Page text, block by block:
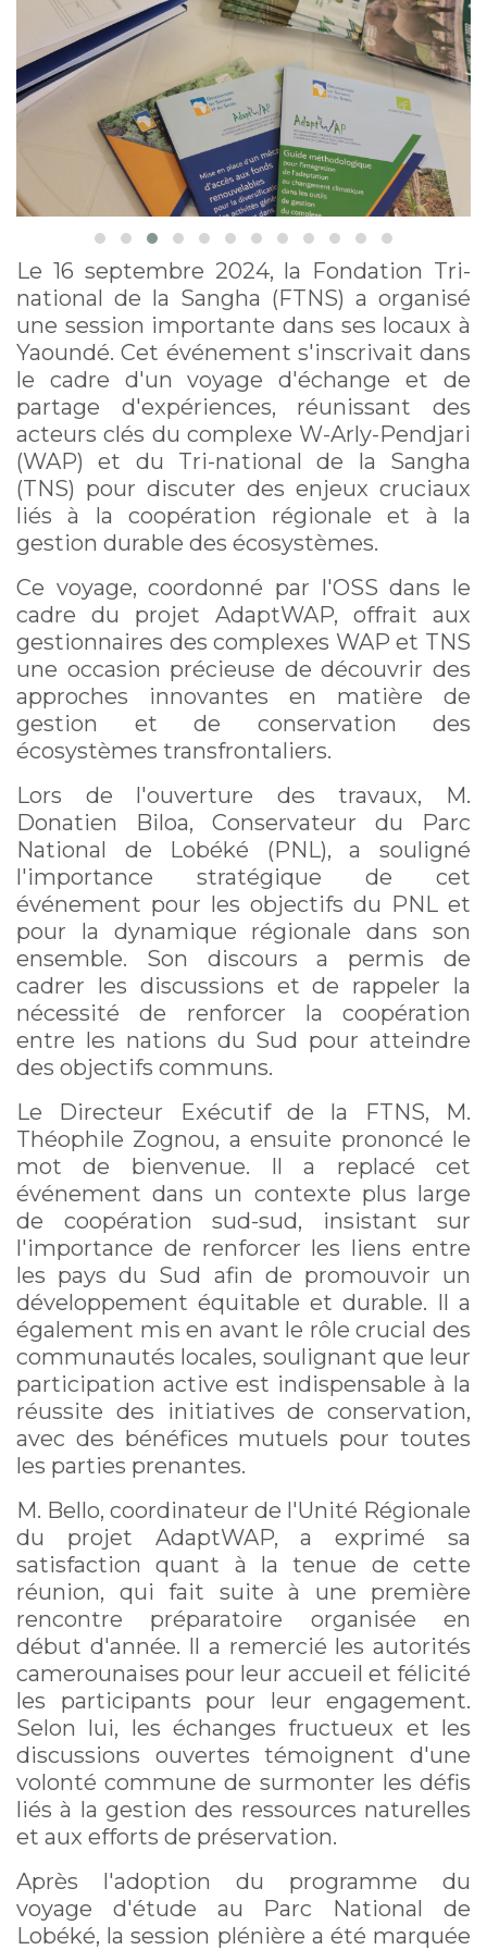
Cameroun
Le 16 septembre 2024, la Fondation Tri-
national de la Sangha (FTNS) a organisé
une session importante dans ses locaux à
Yaoundé. Cet événement s'inscrivait dans
le cadre d'un voyage d'échange et de
partage d'expériences, réunissant des
acteurs clés du complexe W-Arly-Pendjari
(WAP) et du Tri-national de la Sangha
(TNS) pour discuter des enjeux cruciaux
liés à la coopération régionale et à la
gestion durable des écosystèmes.
Ce voyage, coordonné par l'OSS dans le
cadre du projet AdaptWAP, offrait aux
gestionnaires des complexes WAP et TNS
une occasion précieuse de découvrir des
approches innovantes en matière de
gestion et de conservation des
écosystèmes transfrontaliers.
Lors de l'ouverture des travaux, M.
Donatien Biloa, Conservateur du Parc
National de Lobéké (PNL), a souligné
l'importance stratégique de cet
événement pour les objectifs du PNL et
pour la dynamique régionale dans son
ensemble. Son discours a permis de
cadrer les discussions et de rappeler la
nécessité de renforcer la coopération
entre les nations du Sud pour atteindre
des objectifs communs.
Le Directeur Exécutif de la FTNS, M.
Théophile Zognou, a ensuite prononcé le
mot de bienvenue. Il a replacé cet
événement dans un contexte plus large
de coopération sud-sud, insistant sur
l'importance de renforcer les liens entre
les pays du Sud afin de promouvoir un
développement équitable et durable. Il a
également mis en avant le rôle crucial des
communautés locales, soulignant que leur
participation active est indispensable à la
réussite des initiatives de conservation,
avec des bénéfices mutuels pour toutes
les parties prenantes.
M. Bello, coordinateur de l'Unité Régionale
du projet AdaptWAP, a exprimé sa
satisfaction quant à la tenue de cette
réunion, qui fait suite à une première
rencontre préparatoire organisée en
début d'année. Il a remercié les autorités
camerounaises pour leur accueil et félicité
les participants pour leur engagement.
Selon lui, les échanges fructueux et les
discussions ouvertes témoignent d'une
volonté commune de surmonter les défis
liés à la gestion des ressources naturelles
et aux efforts de préservation.
Après l'adoption du programme du
voyage d'étude au Parc National de
Lobéké, la session plénière a été marquée